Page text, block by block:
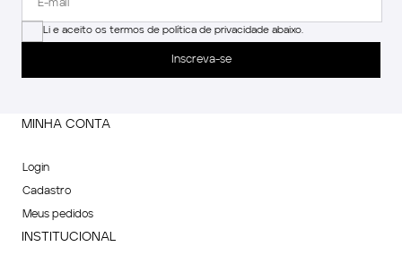
Li e aceito os termos de política de privacidade abaixo.
Inscreva-se
MINHA CONTA
Login
Cadastro
Meus pedidos
INSTITUCIONAL